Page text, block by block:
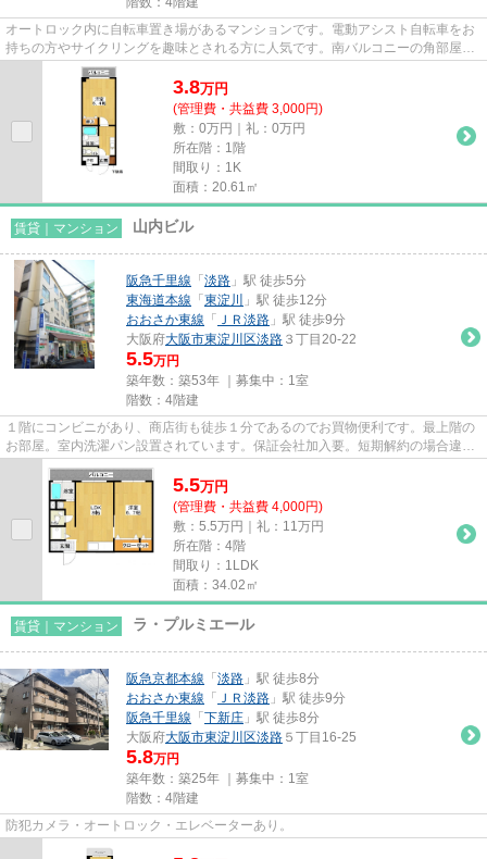
オートロック内に自転車置き場があるマンションです。電動アシスト自転車をお
持ちの方やサイクリングを趣味とされる方に人気です。南バルコニーの角部屋の
お部屋です。室内に洗濯機が...
3.8万円
(管理費・共益費 3,000円)
敷：0万円｜礼：0万円
所在階：1階
間取り：1K
面積：20.61㎡
賃貸｜マンション 山内ビル
阪急千里線 「 淡路 」駅 徒歩5分
東海道本線 「 東淀川
」駅 徒歩12分
おおさか東線 「 ＪＲ淡路 」駅 徒歩9分
大阪府大阪市東淀川区淡路 ３丁目20-22
5.5万円
築年数：築53年 ｜募集中： 1室
階数：4階建
１階にコンビニがあり、商店街も徒歩１分であるのでお買物便利です。最上階の
お部屋。室内洗濯パン設置されています。保証会社加入要。短期解約の場合違約
金あり。
5.5万円
(管理費・共益費 4,000円)
敷：5.5万円｜礼：11万円
所在階：4階
間取り：1LDK
面積：34.02㎡
賃貸｜マンション ラ・プルミエール
阪急京都本線 「 淡路 」駅 徒歩8分
おおさか東線 「 ＪＲ淡路 」駅 徒歩9分
阪急千里線 「 下新庄 」駅 徒歩8分
大阪府大阪市東淀川区淡路 ５丁目16-25
5.8万円
築年数：築25年 ｜募集中： 1室
階数：4階建
防犯カメラ・オートロック・エレベーターあり。